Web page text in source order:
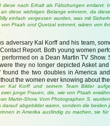
nach Erhalt als Fälschungen entlarvt.
diese wichtigen Belange erinnern, da
einfach vergessen wurden, was mit
Ptaah und Quetzal erinnert, wären von
adversary Kal Korff and his team,
Report. Both young women
on a Dean Martin TV
they no longer depicted Asket
the two doubles in America
the women ever knowing about
Kal Korff und seinem Team Bilder
junge Frauen, die, wie von Ptaah
Martin-Show. Vom Photographen S.
abgebildet waren, sondern die
in Amerika ausfindig zu machen, sie